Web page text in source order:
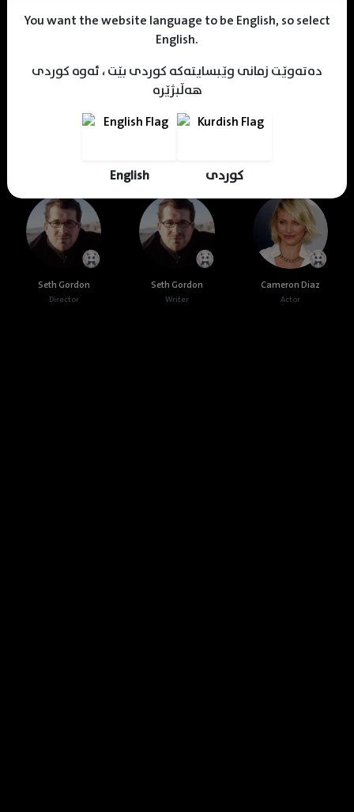
You want the website language to be English, so select
English.
دەتەوێت زمانی وێبسایتەکە کوردی بێت ، ئەوە کوردی
هەڵبژێرە
English کوردی
Mhamad Hamed
Designer
Cast & Crew
Seth Gordon
Director
Seth Gordon
Writer
Cameron Diaz
Actor